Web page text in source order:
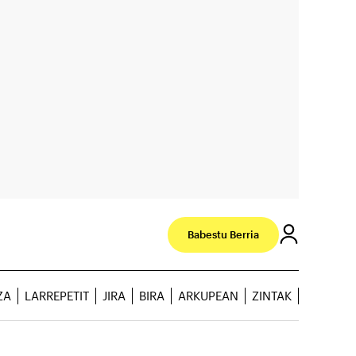
Babestu Berria
LARREPETIT JIRA BIRA ARKUPEAN ZINTAK